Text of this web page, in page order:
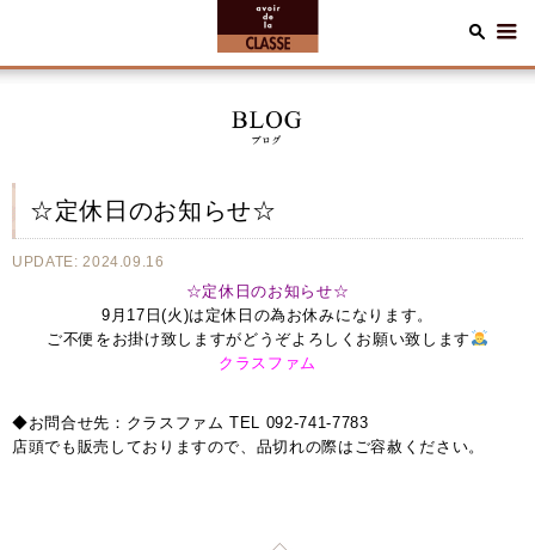
☆定休日のお知らせ☆
UPDATE: 2024.09.16
☆定休日のお知らせ☆
9月17日(火)は定休日の為お休みになります。
ご不便をお掛け致しますがどうぞよろしくお願い致します
クラスファム
◆お問合せ先：クラスファム TEL 092-741-7783
店頭でも販売しておりますので、品切れの際はご容赦ください。